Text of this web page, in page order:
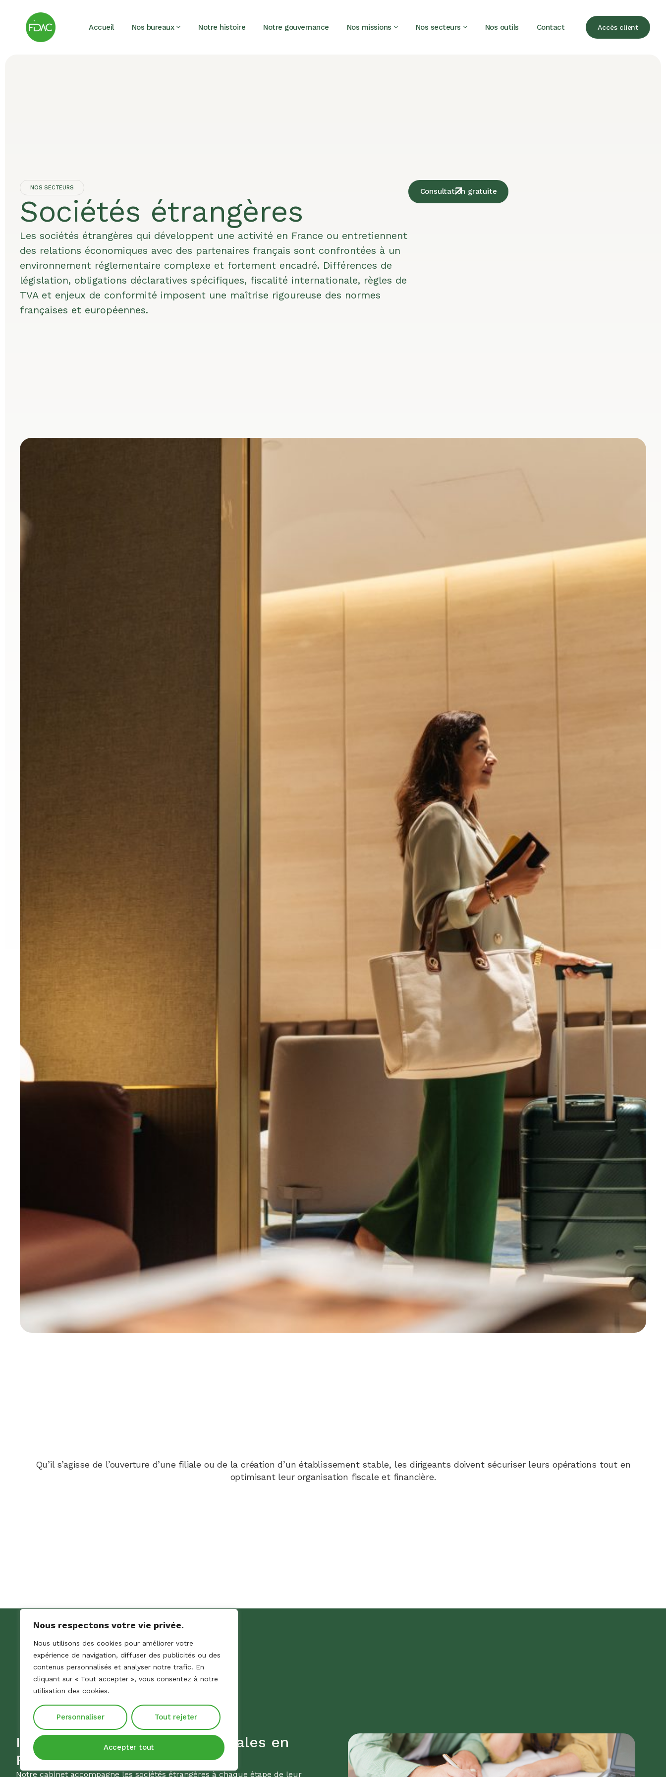
Nous respectons votre vie privée.
Nous utilisons des cookies pour améliorer votre
expérience de navigation, diffuser des publicités ou des
contenus personnalisés et analyser notre trafic. En
cliquant sur « Tout accepter », vous consentez à notre
utilisation des cookies.
Personnaliser Tout rejeter
Accepter tout
Accueil Nos bureaux Notre histoire Notre gouvernance Nos missions Nos secteurs Nos outils Contact Accès client
NOS SECTEURS
Sociétés étrangères
Les sociétés étrangères qui développent une activité en France ou entretiennent
des relations économiques avec des partenaires français sont confrontées à un
environnement réglementaire complexe et fortement encadré. Différences de
législation, obligations déclaratives spécifiques, fiscalité internationale, règles de
TVA et enjeux de conformité imposent une maîtrise rigoureuse des normes
françaises et européennes.
Consultation gratuite
Qu’il s’agisse de l’ouverture d’une filiale ou de la création d’un établissement stable, les dirigeants doivent sécuriser leurs opérations tout en
optimisant leur organisation fiscale et financière.
Implantation et gestion de filiales en
France
Notre cabinet accompagne les sociétés étrangères à chaque étape de leur